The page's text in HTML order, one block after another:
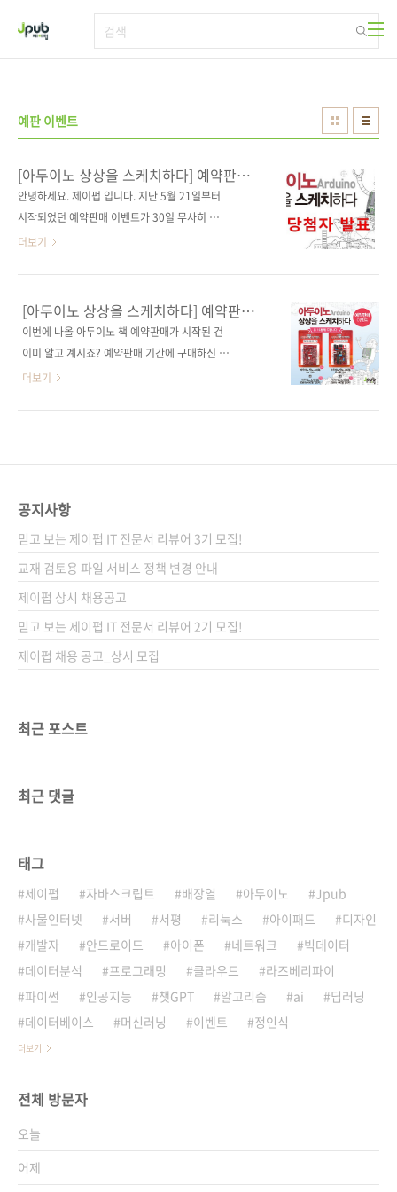
예판 이벤트
[아두이노 상상을 스케치하다] 예약판매
이벤트 당첨자 발표
안녕하세요. 제이펍 입니다. 지난 5월 21일부터
시작되었던 예약판매 이벤트가 30일 무사히 마
감되었습니다. 많이 성원해 주셨음에도 불구하
분들이 그렇게 많지 않았습니다. 다음에는 좀 더
쉽고 재밌는 이벤트를 할 수 있도록 준비해 보겠
습니다! 이제부터 당첨자를 발표하고자 합니다.
고자 공정하게 사다리 타기를 했습니다! 포털사
이트 다음에서 사다리게임으로 검색하면 나오는
아래 공간에 입력을 ..
더보기
[아두이노 상상을 스케치하다] 예약판매
이벤트
이번에 나올 아두이노 책 예약판매가 시작된 건
이미 알고 계시죠? 예약판매 기간에 구매하신 분
중 10분께 아두이노 호환 보드를 드리는 이벤트
인원 : 총 10명 완제품 호환 보드 + USB to 시리
to 시리얼 업로더 (5명)) # 당첨자 발표 : 6월 첫
째 주 제이펍 블로그와 페이스북에서 발표 예정
# 응모 방법 : 제이펍 페이스북 페이지의 ‘좋아
요’를 누른다(이미 게시물을 받고 계신 분들은
Pass!) 구매 ..
더보기
공지사항
믿고 보는 제이펍 IT 전문서 리뷰어 3기 모집!
교재 검토용 파일 서비스 정책 변경 안내
제이펍 상시 채용공고
믿고 보는 제이펍 IT 전문서 리뷰어 2기 모집!
제이펍 채용 공고_상시 모집
최근 포스트
최근 댓글
태그
제이펍 자바스크립트 배장열 아두이노
Jpub
사물인터넷
서버 서평 리눅스 아이패드
디자인
개발자
안드로이드 아이폰 네트워크
빅데이터
데이터분석
프로그래밍 클라우드
라즈베리파이
파이썬
인공지능 챗GPT 알고리즘 ai
딥러닝
데이터베이스
머신러닝 이벤트 정인식
더보기
전체 방문자
오늘
어제